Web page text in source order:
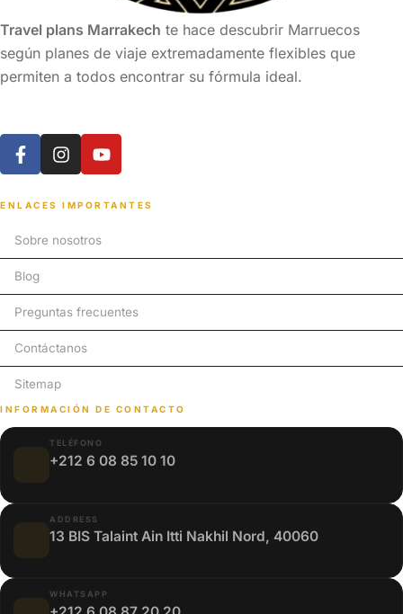
Travel plans Marrakech te hace descubrir Marruecos
según planes de viaje extremadamente flexibles que
permiten a todos encontrar su fórmula ideal.
ENLACES IMPORTANTES
Sobre nosotros
Blog
Preguntas frecuentes
Contáctanos
Sitemap
INFORMACIÓN DE CONTACTO
TELÉFONO
+212 6 08 85 10 10
ADDRESS
13 BIS Talaint Ain Itti Nakhil Nord, 40060
WHATSAPP